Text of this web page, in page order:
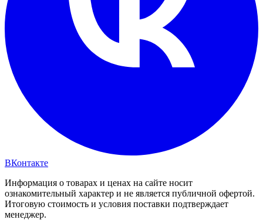
ВКонтакте
Информация о товарах и ценах на сайте носит
ознакомительный характер и не является публичной офертой.
Итоговую стоимость и условия поставки подтверждает
менеджер.